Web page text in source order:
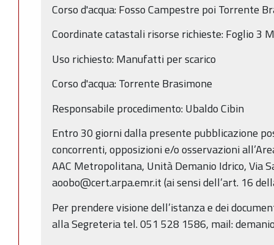
Corso d'acqua: Fosso Campestre poi Torrente
Coordinate catastali risorse richieste: Foglio 3
Uso richiesto: Manufatti per scarico
Corso d'acqua: Torrente Brasimone
Responsabile procedimento: Ubaldo Cibin
Entro 30 giorni dalla presente pubblicazione
concorrenti, opposizioni e/o osservazioni
AAC Metropolitana, Unità Demanio Idrico, Via
aoobo@cert.arpa.emr.it (ai sensi dell’art. 16
Per prendere visione dell’istanza e dei
alla Segreteria tel. 051 528 1586, mail: